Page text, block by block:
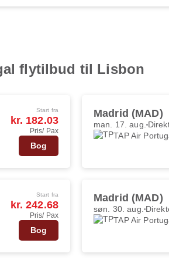
flytilbud til Lisbon
Start fra
kr. 182.03
Pris/ Pax
Bog
Madrid (MAD)
man. 17. aug.
TAP Air
Start fra
kr. 242.68
Pris/ Pax
Bog
Madrid (MAD)
søn. 30. aug.
TAP Air